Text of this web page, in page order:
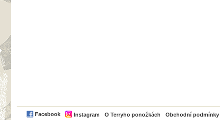
Facebook Instagram O Terryho ponožkách Obchodní podmínky
PayPal